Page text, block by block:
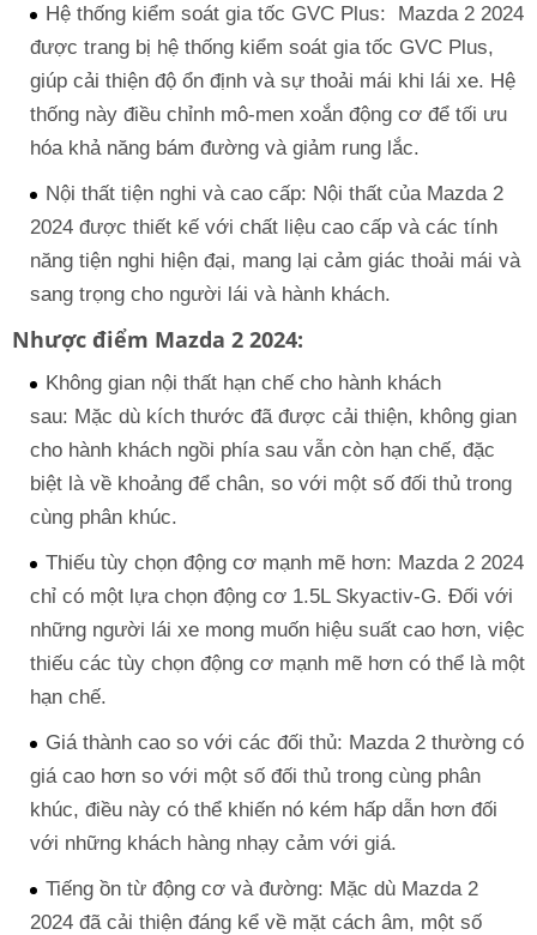
Hệ thống kiểm soát gia tốc GVC Plus: Mazda 2 2024
được trang bị hệ thống kiểm soát gia tốc GVC Plus,
giúp cải thiện độ ổn định và sự thoải mái khi lái xe. Hệ
thống này điều chỉnh mô-men xoắn động cơ để tối ưu
hóa khả năng bám đường và giảm rung lắc.
Nội thất tiện nghi và cao cấp: Nội thất của Mazda 2
2024 được thiết kế với chất liệu cao cấp và các tính
năng tiện nghi hiện đại, mang lại cảm giác thoải mái và
sang trọng cho người lái và hành khách.
Nhược điểm Mazda 2 2024:
Không gian nội thất hạn chế cho hành khách
sau: Mặc dù kích thước đã được cải thiện, không gian
cho hành khách ngồi phía sau vẫn còn hạn chế, đặc
biệt là về khoảng để chân, so với một số đối thủ trong
cùng phân khúc.
Thiếu tùy chọn động cơ mạnh mẽ hơn: Mazda 2 2024
chỉ có một lựa chọn động cơ 1.5L Skyactiv-G. Đối với
những người lái xe mong muốn hiệu suất cao hơn, việc
thiếu các tùy chọn động cơ mạnh mẽ hơn có thể là một
hạn chế.
Giá thành cao so với các đối thủ: Mazda 2 thường có
giá cao hơn so với một số đối thủ trong cùng phân
khúc, điều này có thể khiến nó kém hấp dẫn hơn đối
với những khách hàng nhạy cảm với giá.
Tiếng ồn từ động cơ và đường: Mặc dù Mazda 2
2024 đã cải thiện đáng kể về mặt cách âm, một số